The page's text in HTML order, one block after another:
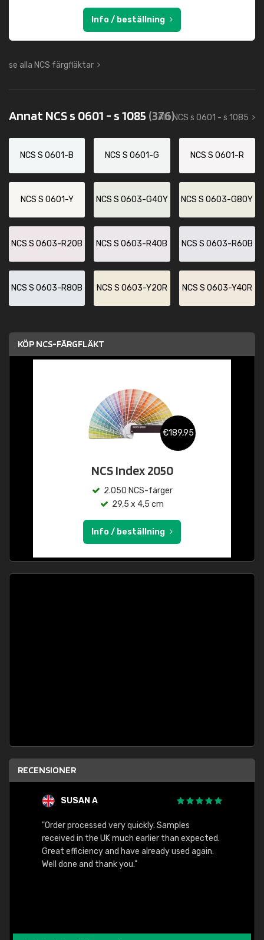
Info / beställning
se alla NCS färgfläktar
Annat NCS s 0601 - s 1085 (376)
Allt NCS s 0601 - s 1085
NCS S 0601-B NCS S 0601-G NCS S 0601-R
NCS S 0601-Y NCS S 0603-G40Y NCS S 0603-G80Y
NCS S 0603-R20B NCS S 0603-R40B NCS S 0603-R60B
NCS S 0603-R80B NCS S 0603-Y20R NCS S 0603-Y40R
KÖP NCS-FÄRGFLÄKT
€189,95
NCS Index 2050
2.050 NCS-färger
29,5 x 4,5 cm
Info / beställning
RECENSIONER
SUSAN A
"Order processed very quickly. Samples
received in the UK much earlier than expected.
Great efficiency and have already used again.
Well done and thank you."